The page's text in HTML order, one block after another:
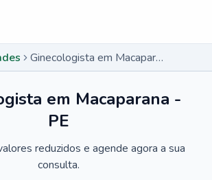
Ginecologista em Macaparana - PE
em Macaparana -
PE
reduzidos e agende agora a sua
consulta.